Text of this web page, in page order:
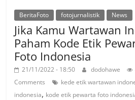
BeritaFoto fotojurnalistik News
Jika Kamu Wartawan
Paham Kode Etik
Foto Indonesia
21/11/2022 - 18:50 dodohawe
Comments
kede etik wartawan
indonesia, kode etik pewarta foto